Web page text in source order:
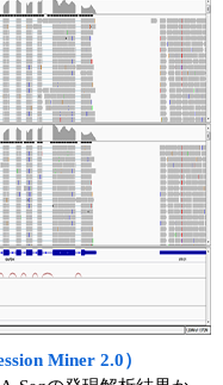
Miner 2.0）